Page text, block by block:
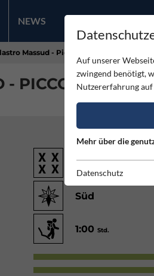
NEWS PRODUKTE
Massud - Piccolo Dain
- PICCOLO DAIN
Sehr gut
Süd
1:00Std.
Auf unserer
zwingend benötigt,
Nutzererfahrung auf
Mehr über die
Datenschutz